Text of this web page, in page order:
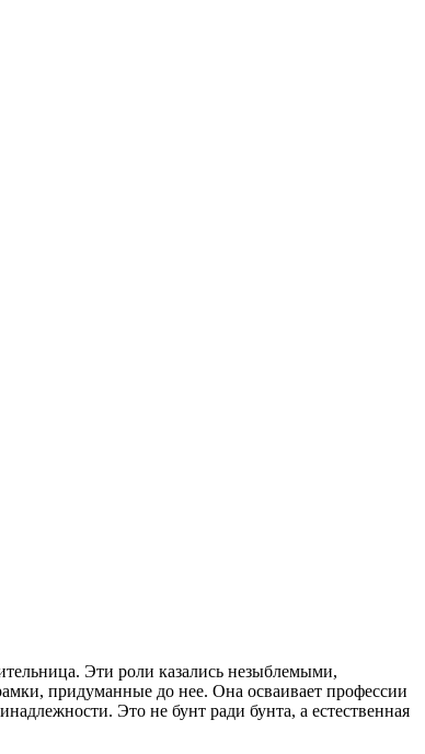
Эти роли казались незыблемыми,
придуманные до нее. Она осваивает профессии
Это не бунт ради бунта, а естественная